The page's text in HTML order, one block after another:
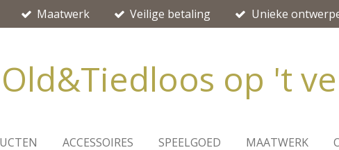
Maatwerk Veilige betaling Unieke
Old&Tiedloos op 't
ACCESSOIRES SPEELGOED MAATWERK